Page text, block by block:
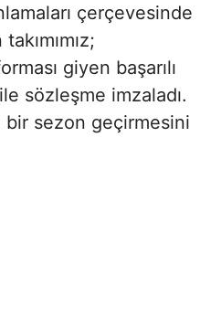
çerçevesinde
giyen başarılı
sözleşme imzaladı.
bir sezon geçirmesini